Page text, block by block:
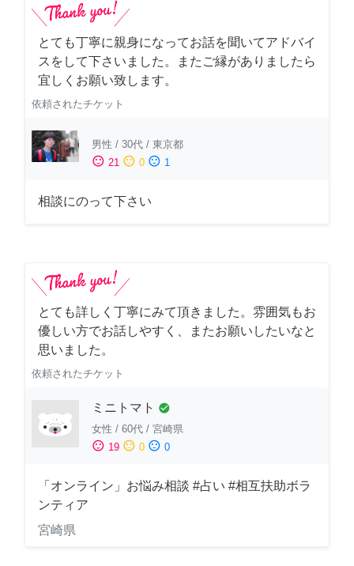
とても丁寧に親身になってお話を聞いてアドバイ
スをして下さいました。またご縁がありましたら
宜しくお願い致します。
依頼されたチケット
男性 / 30代 / 東京都
sentiment_satisfied 21 sentiment_neutral 0 sentiment_dissatisfied 1
相談にのって下さい
とても詳しく丁寧にみて頂きました。雰囲気もお
優しい方でお話しやすく、またお願いしたいなと
思いました。
依頼されたチケット
ミニトマト check_circle
女性 / 60代 / 宮崎県
sentiment_satisfied 19 sentiment_neutral 0 sentiment_dissatisfied 0
「オンライン」お悩み相談 #占い #相互扶助ボラ
ンティア
宮崎県